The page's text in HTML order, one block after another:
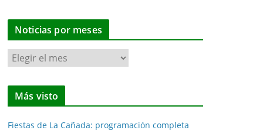
Noticias por meses
N
o
t
i
Más visto
Fiestas de La Cañada: programación completa